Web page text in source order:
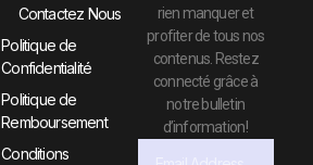
Contactez Nous
Politique de
Confidentialité
Politique de
Remboursement
Conditions
rien manquer et
profiter de tous nos
contenus. Restez
connecté grâce à
notre bulletin
d’information !